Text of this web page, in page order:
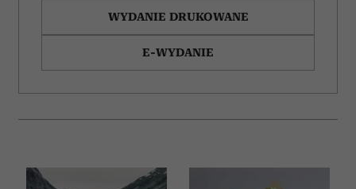
WYDANIE DRUKOWANE
E-WYDANIE